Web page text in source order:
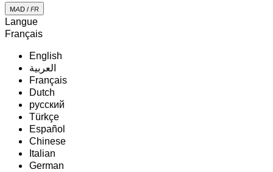
MAD / FR
Langue
Français
English
‏العربية‏
Français
Dutch
русский
Türkçe
Español
Chinese
Italian
German